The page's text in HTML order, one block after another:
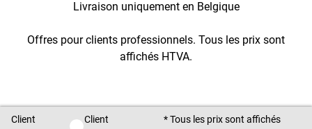
Livraison uniquement en Belgique
Offres pour clients professionnels. Tous les prix sont
affichés HTVA.
[4::w::58::::A11754C777]
Client
Client privé / Client professionnel
Client
* Tous les prix sont affichés